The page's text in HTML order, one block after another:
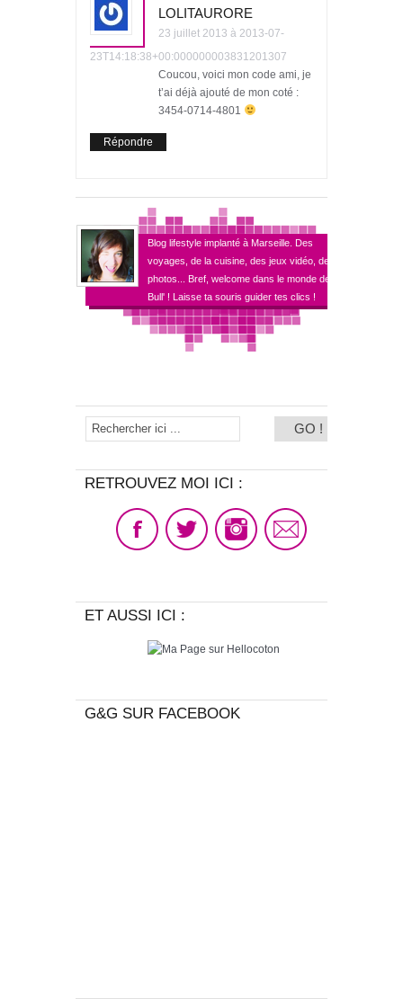
LOLITAURORE
23 juillet 2013 à 2013-07-
23T14:18:38+00:000000003831201307
Coucou, voici mon code ami, je
t’ai déjà ajouté de mon coté :
3454-0714-4801
Répondre
Blog lifestyle implanté à Marseille. Des
voyages, de la cuisine, des jeux vidéo, des
photos... Bref, welcome dans le monde de
Bull' ! Laisse ta souris guider tes clics !
RETROUVEZ MOI ICI :
ET AUSSI ICI :
G&G SUR FACEBOOK